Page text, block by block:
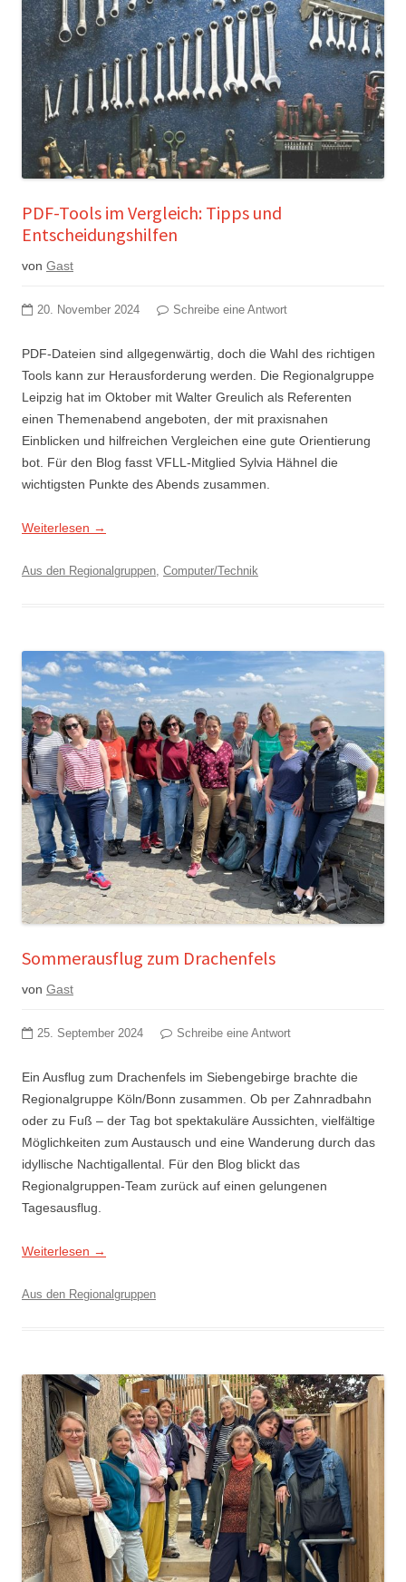
PDF-Tools im Vergleich: Tipps und
Entscheidungshilfen
von Gast
20. November 2024 Schreibe eine Antwort
PDF-Dateien sind allgegenwärtig, doch die Wahl des richtigen
Tools kann zur Herausforderung werden. Die Regionalgruppe
Leipzig hat im Oktober mit Walter Greulich als Referenten
einen Themenabend angeboten, der mit praxisnahen
Einblicken und hilfreichen Vergleichen eine gute Orientierung
bot. Für den Blog fasst VFLL-Mitglied Sylvia Hähnel die
wichtigsten Punkte des Abends zusammen.
Weiterlesen →
Aus den Regionalgruppen Computer/Technik
Sommerausflug zum Drachenfels
von Gast
25. September 2024 Schreibe eine Antwort
Ein Ausflug zum Drachenfels im Siebengebirge brachte die
Regionalgruppe Köln/Bonn zusammen. Ob per Zahnradbahn
oder zu Fuß – der Tag bot spektakuläre Aussichten, vielfältige
Möglichkeiten zum Austausch und eine Wanderung durch das
idyllische Nachtigallental. Für den Blog blickt das
Regionalgruppen-Team zurück auf einen gelungenen
Tagesausflug.
Weiterlesen →
Aus den Regionalgruppen